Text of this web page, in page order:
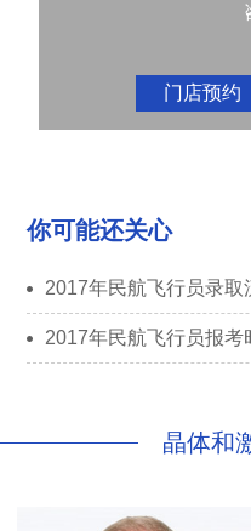
门店预约
你可能还关心
2017年民航飞行员录取
2017年民航飞行员报考
晶体和